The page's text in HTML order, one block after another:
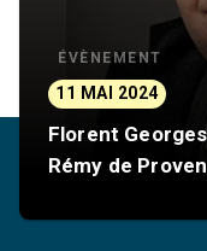
ÉVÈNEMENT
11 MAI 2024
Florent
Rémy de